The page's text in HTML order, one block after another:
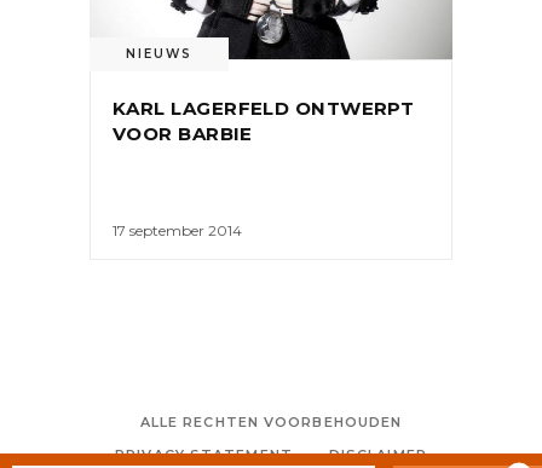
NIEUWS
KARL LAGERFELD ONTWERPT
VOOR BARBIE
17 september 2014
ALLE RECHTEN VOORBEHOUDEN
PRIVACY STATEMENT
DISCLAIMER